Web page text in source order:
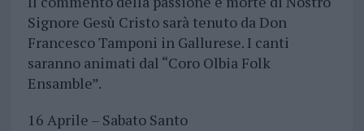
Signore Gesù Cristo sarà tenuto da Don
Francesco Tamponi in Gallurese. I canti
saranno animati dal “Coro Olbia Folk
Ensamble”.
16 Aprile – Sabato Santo